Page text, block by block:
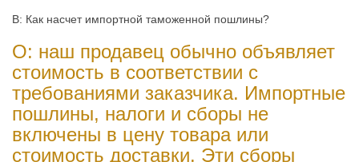
В: Как насчет импортной таможенной пошлины?
О: наш продавец обычно объявляет
стоимость в соответствии с
требованиями заказчика. Импортные
пошлины, налоги и сборы не
включены в цену товара или
стоимость доставки. Эти сборы